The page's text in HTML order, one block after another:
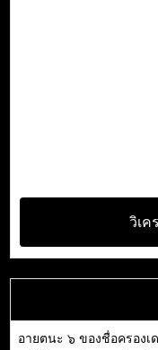
วิเค
อายตนะ ๖ ของชื่อครองเ